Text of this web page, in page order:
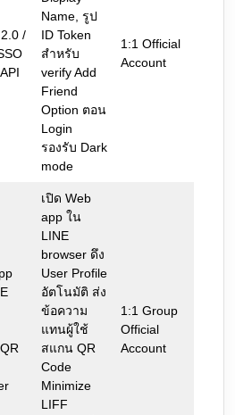
/
Name, รูป
ID Token
สำหรับ
verify Add
Friend
Option ตอน
Login
รองรับ Dark
mode
1:1 Official
Account
เปิด Web
app ใน
LINE
browser ดึง
User Profile
อัตโนมัติ ส่ง
ข้อความ
แทนผู้ใช้
สแกน QR
Code
Minimize
LIFF
1:1 Group
Official
Account